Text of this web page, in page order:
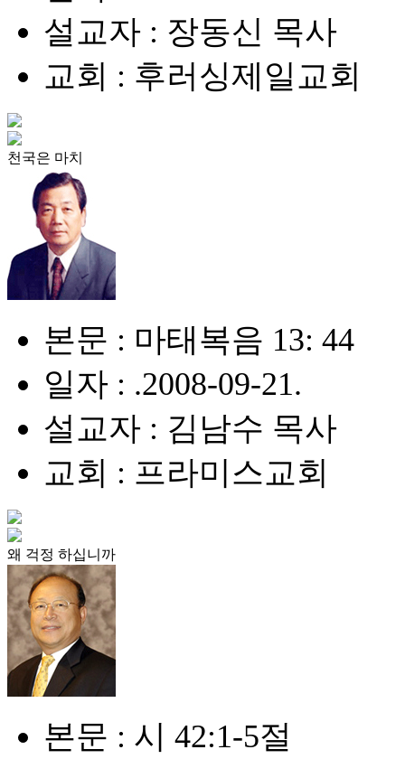
설교자 : 장동신 목사
교회 : 후러싱제일교회
천국은 마치
본문 : 마태복음 13: 44
일자 : .2008-09-21.
설교자 : 김남수 목사
교회 : 프라미스교회
왜 걱정 하십니까
본문 : 시 42:1-5절